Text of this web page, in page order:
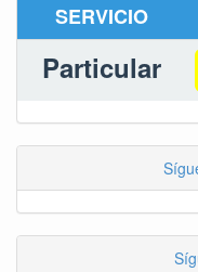
SERVICIO
Particular